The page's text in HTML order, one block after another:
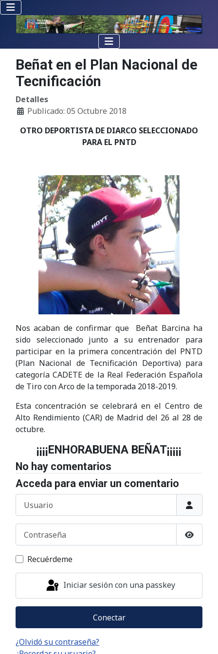
Beñat en el Plan Nacional de
Tecnificación
Detalles
Publicado: 05 Octubre 2018
OTRO DEPORTISTA DE DIARCO SELECCIONADO
PARA EL PNTD
Nos acaban de confirmar que Beñat Barcina ha
sido seleccionado junto a su entrenador para
participar en la primera concentración del PNTD
(Plan Nacional de Tecnificación Deportiva) para
categoría CADETE de la Real Federación Española
de Tiro con Arco de la temporada 2018-2019.
Esta concentración se celebrará en el Centro de
Alto Rendimiento (CAR) de Madrid del 26 al 28 de
octubre.
¡¡¡¡ENHORABUENA BEÑAT¡¡¡¡¡
No hay comentarios
Acceda para enviar un comentario
Recuérdeme
Iniciar sesión con una passkey
Conectar
¿Olvidó su contraseña?